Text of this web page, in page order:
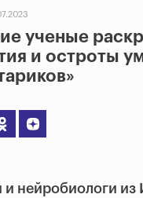
ученые
и остроты
и нейробиологи из